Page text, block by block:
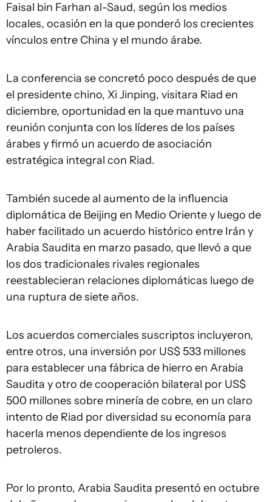
Faisal bin Farhan al-Saud, según los medios
locales, ocasión en la que ponderó los crecientes
vínculos entre China y el mundo árabe.
La conferencia se concretó poco después de que
el presidente chino, Xi Jinping, visitara Riad en
diciembre, oportunidad en la que mantuvo una
reunión conjunta con los líderes de los países
árabes y firmó un acuerdo de asociación
estratégica integral con Riad.
También sucede al aumento de la influencia
diplomática de Beijing en Medio Oriente y luego de
haber facilitado un acuerdo histórico entre Irán y
Arabia Saudita en marzo pasado, que llevó a que
los dos tradicionales rivales regionales
reestablecieran relaciones diplomáticas luego de
una ruptura de siete años.
Los acuerdos comerciales suscriptos incluyeron,
entre otros, una inversión por US$ 533 millones
para establecer una fábrica de hierro en Arabia
Saudita y otro de cooperación bilateral por US$
500 millones sobre minería de cobre, en un claro
intento de Riad por diversidad su economía para
hacerla menos dependiente de los ingresos
petroleros.
Por lo pronto, Arabia Saudita presentó en octubre